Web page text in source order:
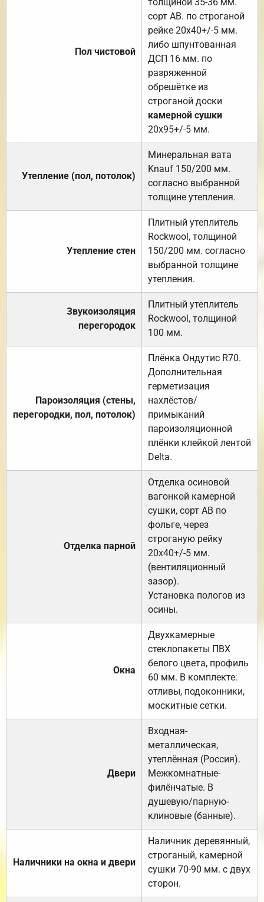
Пол чистовой
сорт АВ. по строганой
рейке 20х40+/-5 мм.
либо шпунтованная
ДСП 16 мм. по
разряженной
обрешётке из
строганой доски
камерной сушки
20х95+/-5 мм.
Утепление (пол, потолок)
Минеральная вата
Knauf 150/200 мм.
согласно выбранной
толщине утепления.
Утепление стен
Плитный утеплитель
Rockwool, толщиной
150/200 мм. согласно
выбранной толщине
утепления.
Звукоизоляция
перегородок
Плитный утеплитель
Rockwool, толщиной
100 мм.
Пароизоляция (стены,
перегородки, пол, потолок)
Плёнка Ондутис R70.
Дополнительная
герметизация
нахлёстов/
примыканий
пароизоляционной
плёнки клейкой лентой
Delta.
Отделка парной
Отделка осиновой
вагонкой камерной
сушки, сорт АВ по
фольге, через
строганую рейку
20х40+/-5 мм.
(вентиляционный
зазор).
Установка пологов из
осины.
Окна
Двухкамерные
стеклопакеты ПВХ
белого цвета, профиль
60 мм. В комплекте:
отливы, подоконники,
москитные сетки.
Двери
Входная-
металлическая,
утеплённая (Россия).
Межкомнатные-
филёнчатые. В
душевую/парную-
клиновые (банные).
Наличники на окна и двери
Наличник деревянный,
строганый, камерной
сушки 70-90 мм. с двух
сторон.